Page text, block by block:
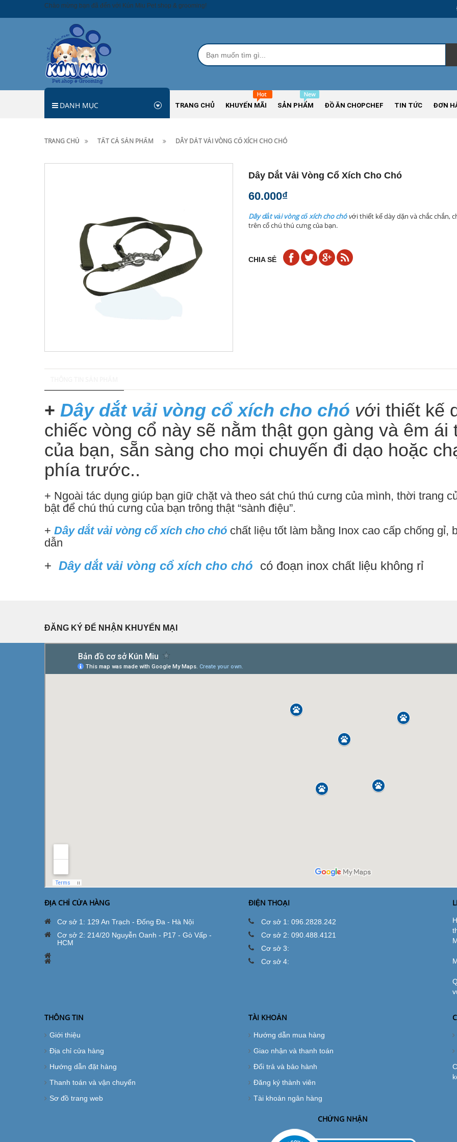
Chào mừng bạn đã đến với Kún Miu Pet shop & grooming!
DANH MỤC TRANG CHỦ KHUYẾN MÃI SẢN PHẨM ĐỒ ĂN CHOPCHEF TIN TỨC ĐƠN
TRANG CHỦ TẤT CẢ SẢN PHẨM DÂY DẮT VẢI VÒNG CỔ XÍCH CHO CHÓ
Dây Dắt Vải Vòng Cổ Xích Cho Chó
60.000₫
Dây dắt vải vòng cổ xích cho chó với thiết kế dày dặn và chắc chắn,
trên cổ chú thú cưng của bạn.
CHIA SẺ
+ Dây dắt vải vòng cổ xích cho chó với thiết kế
chiếc vòng cổ này sẽ nằm thật gọn gàng và êm
của bạn, sẵn sàng cho mọi chuyến đi dạo hoặc
phía trước..
+ Ngoài tác dụng giúp bạn giữ chặt và theo sát chú thú cưng của mình, thời trang
bật để chú thú cưng của bạn trông thật “sành điệu”.
+ Dây dắt vải vòng cổ xích cho chó chất liệu tốt làm bằng Inox cao cấp chống gỉ,
dẫn
+ Dây dắt vải vòng cổ xích cho chó có đoạn inox chất liệu không rỉ
ĐĂNG KÝ ĐỂ NHẬN KHUYẾN MẠI
ĐỊA CHỈ CỬA HÀNG
Cơ sở 1: 129 An Trạch - Đống Đa - Hà Nội
Cơ sở 2: 214/20 Nguyễn Oanh - P17 - Gò Vấp -
HCM
ĐIỆN THOẠI
Cơ sở 1: 096.2828.242
Cơ sở 2: 090.488.4121
Cơ sở 3:
Cơ sở 4:
THÔNG TIN
Giới thiệu
Địa chỉ cửa hàng
Hướng dẫn đặt hàng
Thanh toán và vận chuyển
Sơ đồ trang web
TÀI KHOẢN
Hướng dẫn mua hàng
Giao nhận và thanh toán
Đổi trả và bảo hành
Đăng ký thành viên
Tài khoản ngân hàng
CHỨNG NHẬN